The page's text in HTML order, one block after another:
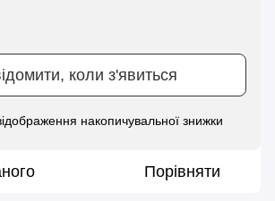
коли з'явиться
накопичувальної знижки
Порівняти